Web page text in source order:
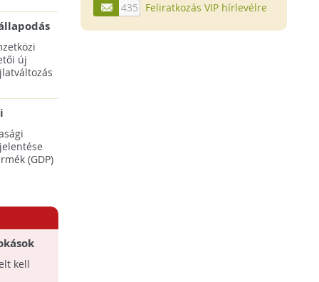
28.
új
(GDP)
kell
435
Feliratkozás VIP hírlevélre